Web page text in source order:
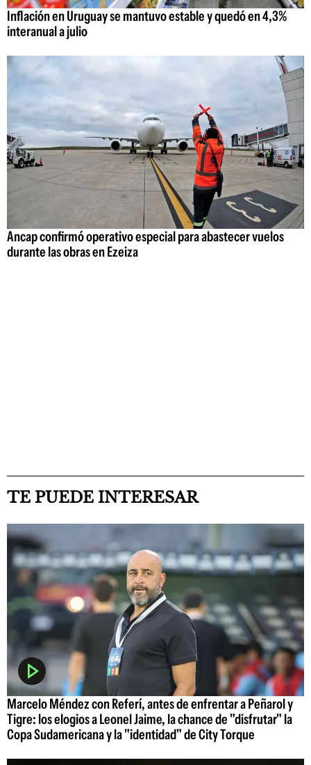
Inflación en Uruguay se mantuvo estable y quedó en 4,3%
interanual a julio
Ancap confirmó operativo especial para abastecer vuelos
durante las obras en Ezeiza
TE PUEDE INTERESAR
Marcelo Méndez con Referí, antes de enfrentar a Peñarol y
Tigre: los elogios a Leonel Jaime, la chance de "disfrutar" la
Copa Sudamericana y la "identidad" de City Torque